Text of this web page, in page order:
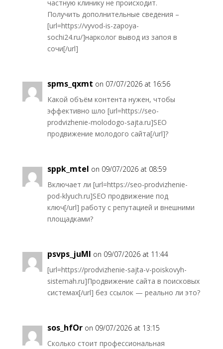
частную клинику не происходит.
Получить дополнительные сведения –
[url=https://vyvod-is-zapoya-
sochi24.ru/]нарколог вывод из запоя в
сочи[/url]
spms_qxmt on 07/07/2026 at 16:56
Какой объём контента нужен, чтобы
эффективно шло [url=https://seo-
prodvizhenie-molodogo-sajta.ru]SEO
продвижение молодого сайта[/url]?
sppk_mtel on 09/07/2026 at 08:59
Включает ли [url=https://seo-prodvizhenie-
pod-klyuch.ru]SEO продвижение под
ключ[/url] работу с репутацией и внешними
площадками?
psvps_juMl on 09/07/2026 at 11:44
[url=https://prodvizhenie-sajta-v-poiskovyh-
sistemah.ru]Продвижение сайта в поисковых
системах[/url] без ссылок — реально ли это?
sos_hfOr on 09/07/2026 at 13:15
Сколько стоит профессиональная